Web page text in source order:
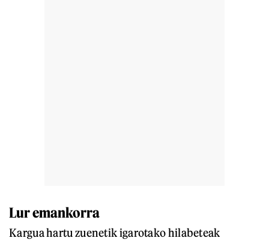
Lur emankorra
Kargua hartu zuenetik igarotako hilabeteak